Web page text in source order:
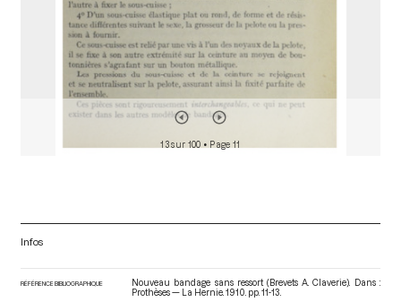
13 sur 100 • Page 11
Infos
RÉFÉRENCE BIBLIOGRAPHIQUE
Nouveau bandage sans ressort (Brevets A. Claverie). Dans :
Prothèses — La Hernie . 1910. pp. 11-13.